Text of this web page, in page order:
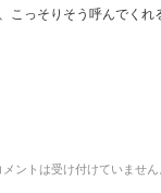
こっそりそう呼んでくれ
メントは受け付けていません